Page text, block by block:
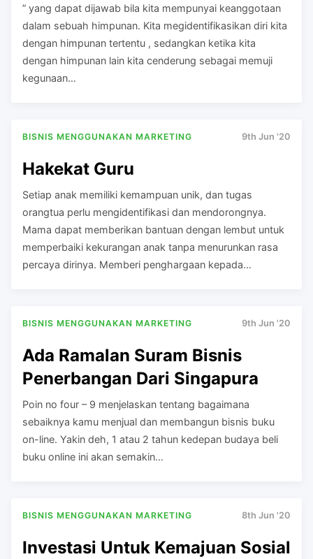
” yang dapat dijawab bila kita mempunyai keanggotaan
dalam sebuah himpunan. Kita megidentifikasikan diri kita
dengan himpunan tertentu , sedangkan ketika kita
dengan himpunan lain kita cenderung sebagai memuji
kegunaan…
BISNIS MENGGUNAKAN MARKETING 9th Jun '20
Hakekat Guru
Setiap anak memiliki kemampuan unik, dan tugas
orangtua perlu mengidentifikasi dan mendorongnya.
Mama dapat memberikan bantuan dengan lembut untuk
memperbaiki kekurangan anak tanpa menurunkan rasa
percaya dirinya. Memberi penghargaan kepada…
BISNIS MENGGUNAKAN MARKETING 9th Jun '20
Ada Ramalan Suram Bisnis
Penerbangan Dari Singapura
Poin no four – 9 menjelaskan tentang bagaimana
sebaiknya kamu menjual dan membangun bisnis buku
on-line. Yakin deh, 1 atau 2 tahun kedepan budaya beli
buku online ini akan semakin…
BISNIS MENGGUNAKAN MARKETING 8th Jun '20
Investasi Untuk Kemajuan Sosial